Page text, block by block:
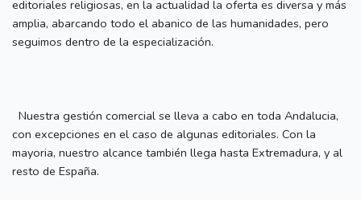
editoriales religiosas, en la actualidad la oferta es diversa y más
amplia, abarcando todo el abanico de las humanidades, pero
seguimos dentro de la especialización.
Nuestra gestión comercial se lleva a cabo en toda Andalucia,
con excepciones en el caso de algunas editoriales. Con la
mayoria, nuestro alcance también llega hasta Extremadura, y al
resto de España.